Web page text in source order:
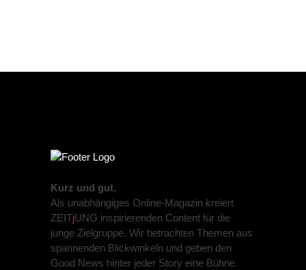
Kurz und gut.
Als unabhängiges Online-Magazin kreiert
ZEITjUNG inspirierenden Content für die
junge Zielgruppe. Wir betrachten Themen aus
spannenden Blickwinkeln und geben den
Good News hinter jeder Story eine Bühne.